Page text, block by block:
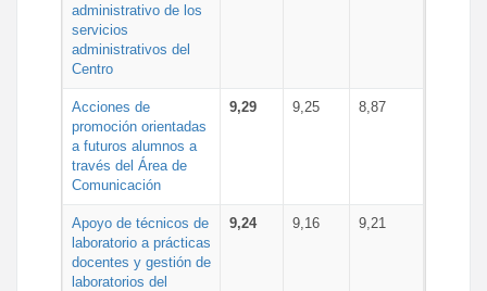
administrativo de los
servicios
administrativos del
Centro
Acciones de
promoción orientadas
a futuros alumnos a
través del Área de
Comunicación
9,29 9,25 8,87
Apoyo de técnicos de
laboratorio a prácticas
docentes y gestión de
laboratorios del
9,24 9,16 9,21